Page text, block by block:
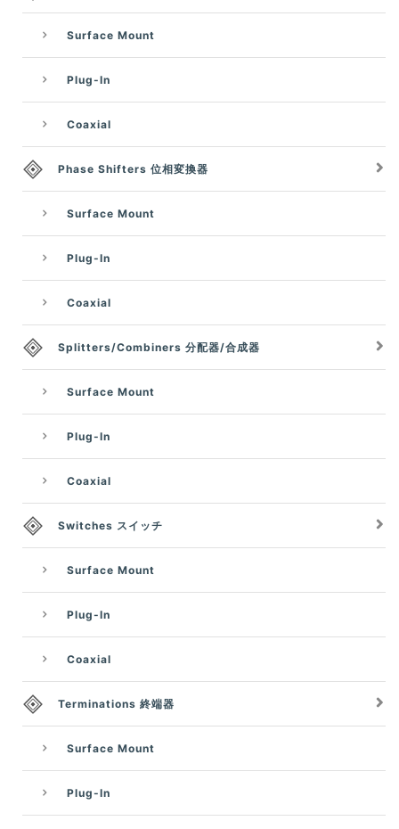
Surface Mount
Plug-In
Coaxial
Phase Shifters 位相変換器
Surface Mount
Plug-In
Coaxial
Splitters/Combiners 分配器/合成器
Surface Mount
Plug-In
Coaxial
Switches スイッチ
Surface Mount
Plug-In
Coaxial
Terminations 終端器
Surface Mount
Plug-In